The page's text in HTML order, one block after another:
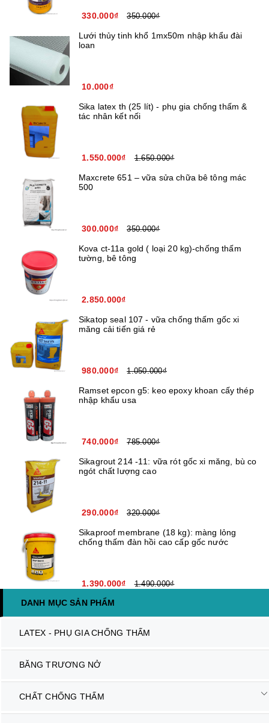
330.000₫ 350.000₫
Lưới thủy tinh khổ 1mx50m nhập khẩu đài
loan
10.000₫
Sika latex th (25 lít) - phụ gia chống thấm &
tác nhân kết nối
1.550.000₫ 1.650.000₫
Maxcrete 651 – vữa sửa chữa bê tông mác
500
300.000₫ 350.000₫
Kova ct-11a gold ( loại 20 kg)-chống thấm
tường, bê tông
2.850.000₫
Sikatop seal 107 - vữa chống thấm gốc xi
măng cải tiến giá rẻ
980.000₫ 1.050.000₫
Ramset epcon g5: keo epoxy khoan cấy thép
nhập khẩu usa
740.000₫ 785.000₫
Sikagrout 214 -11: vữa rót gốc xi măng, bù co
ngót chất lượng cao
290.000₫ 320.000₫
Sikaproof membrane (18 kg): màng lỏng
chống thấm đàn hồi cao cấp gốc nước
1.390.000₫ 1.490.000₫
DANH MỤC SẢN PHẨM
LATEX - PHỤ GIA CHỐNG THẤM
BĂNG TRƯƠNG NỞ
CHẤT CHỐNG THẤM